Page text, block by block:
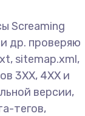
Screaming
и др. проверяю
sitemap.xml,
3XX, 4XX и
версии,
тегов,